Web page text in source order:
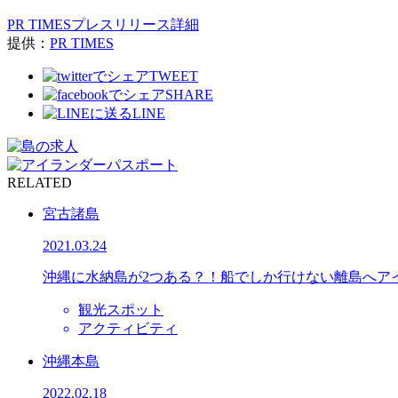
PR TIMESプレスリリース詳細
提供： PR TIMES
TWEET
SHARE
LINE
RELATED
宮古諸島
2021.03.24
沖縄に水納島が2つある？！船でしか行けない離島へア
観光スポット
アクティビティ
沖縄本島
2022.02.18